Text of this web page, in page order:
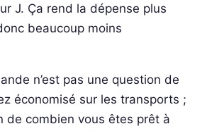
J. Ça rend la dépense plus
beaucoup moins
n’est pas une question de
économisé sur les transports ;
de combien vous êtes prêt à